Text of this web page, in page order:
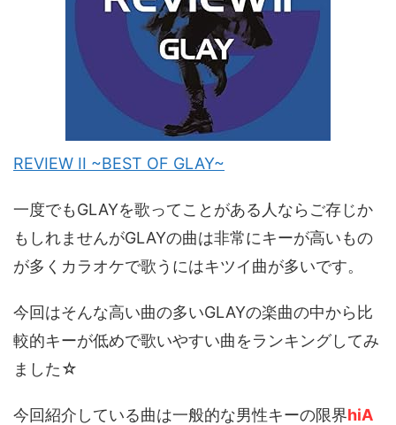
REVIEW II ~BEST OF GLAY~
一度でもGLAYを歌ってことがある人ならご存じか
もしれませんがGLAYの曲は非常にキーが高いもの
が多くカラオケで歌うにはキツイ曲が多いです。
今回はそんな高い曲の多いGLAYの楽曲の中から比
較的キーが低めで歌いやすい曲をランキングしてみ
ました☆
今回紹介している曲は一般的な男性キーの限界hiA